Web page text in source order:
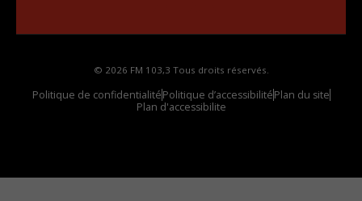
© 2026 FM 103,3 Tous droits réservés.
Politique de confidentialitéPolitique d’accessibilitéPlan du site
Plan d'accessibilite